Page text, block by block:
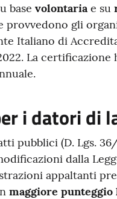
base volontariae su
provvedono gli
Italiano di
La
i datori di
pubblici (D. Lgs.
dalla
appaltanti
maggiore punteggio